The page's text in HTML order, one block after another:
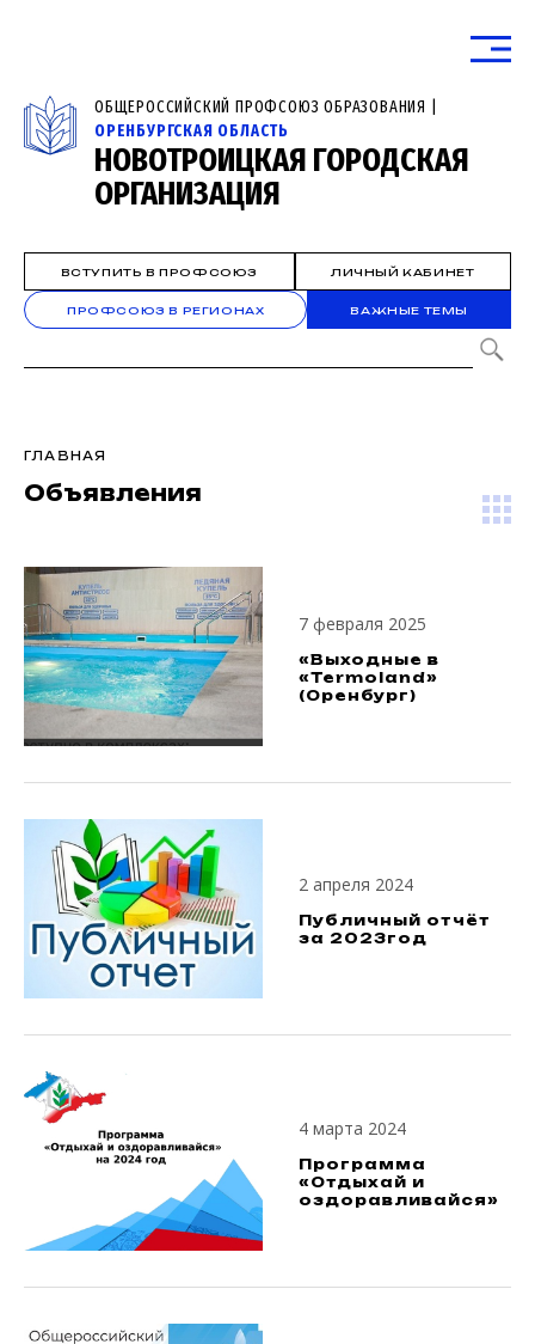
ОБЩЕРОССИЙСКИЙ ПРОФСОЮЗ ОБРАЗОВАНИЯ |
ОРЕНБУРГСКАЯ ОБЛАСТЬ
НОВОТРОИЦКАЯ ГОРОДСКАЯ
ОРГАНИЗАЦИЯ
ВСТУПИТЬ В ПРОФСОЮЗ ЛИЧНЫЙ КАБИНЕТ
ПРОФСОЮЗ В РЕГИОНАХ ВАЖНЫЕ ТЕМЫ
ГЛАВНАЯ
Объявления
7 февраля 2025
«Выходные в
«Termoland»
(Оренбург)
2 апреля 2024
Публичный отчёт
за 2023год
4 марта 2024
Программа
«Отдыхай и
оздоравливайся»